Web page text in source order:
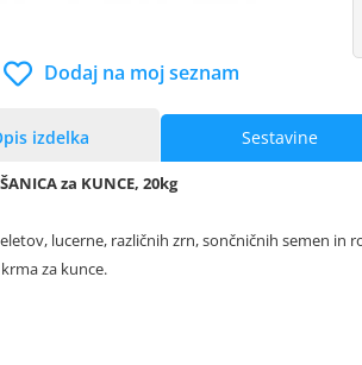
Dodaj na moj seznam
izdelka Sestavine
za KUNCE, 20kg
lucerne, različnih zrn, sončničnih semen in
za kunce.